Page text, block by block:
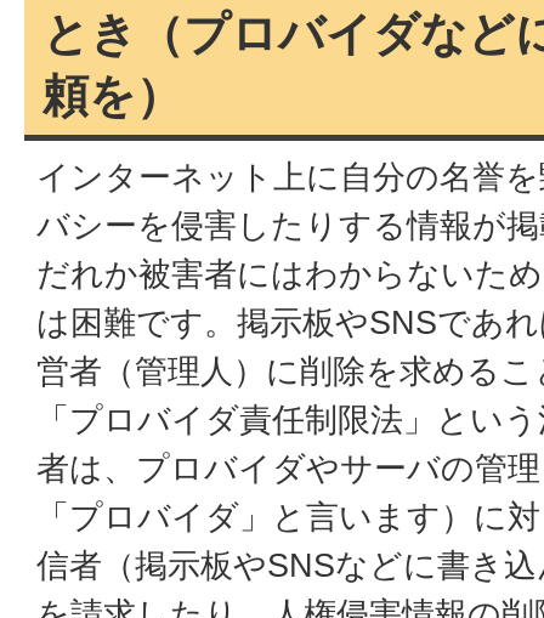
とき（プロバイダなど
頼を）
インターネット上に自分の名誉
バシーを侵害したりする情報が
だれか被害者にはわからないた
は困難です。掲示板やSNSであ
営者（管理人）に削除を求める
「プロバイダ責任制限法」とい
者は、プロバイダやサーバの管
「プロバイダ」と言います）に
信者（掲示板やSNSなどに書き